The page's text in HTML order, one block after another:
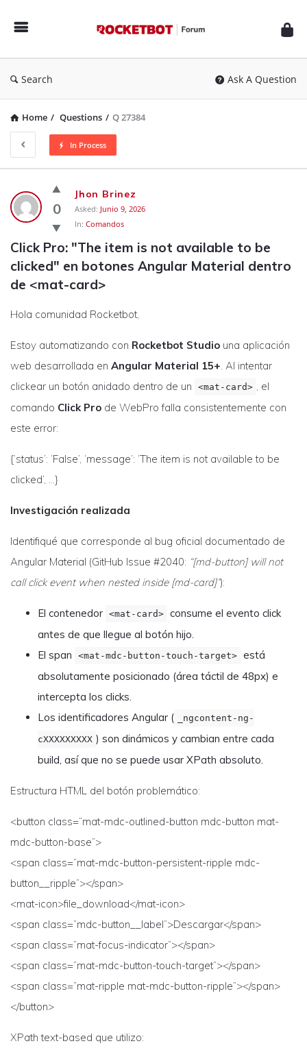
Forum
Search Ask A Question
Home / Questions / Q 27384
In Process
Rocketbot
Forum
Latest
Questions
0
Jhon Brinez
Asked: Junio 9, 2026
In: Comandos
Click Pro: "The item is not available to be
clicked" en botones Angular Material dentro
de <mat-card>
Hola comunidad Rocketbot,
Estoy automatizando con Rocketbot Studio una aplicación
web desarrollada en Angular Material 15+. Al intentar
clickear un botón anidado dentro de un
<mat-card> , el
comando Click Pro de WebPro falla consistentemente con
este error:
{‘status’: ‘False’, ‘message’: ‘The item is not available to be
clicked’, …}
Investigación realizada
Identifiqué que corresponde al bug oficial documentado de
Angular Material (GitHub Issue #2040: “[md-button] will not
call click event when nested inside [md-card]”):
El contenedor <mat-card> consume el evento click
antes de que llegue al botón hijo.
El span
<mat-mdc-button-touch-target> está
absolutamente posicionado (área táctil de 48px) e
intercepta los clicks.
Los identificadores Angular (
_ngcontent-ng-
cXXXXXXXXX ) son dinámicos y cambian entre cada
build, así que no se puede usar XPath absoluto.
Estructura HTML del botón problemático:
<button class=”mat-mdc-outlined-button mdc-button mat-
mdc-button-base”>
<span class=”mat-mdc-button-persistent-ripple mdc-
button__ripple”></span>
<mat-icon>file_download</mat-icon>
<span class=”mdc-button__label”>Descargar</span>
<span class=”mat-focus-indicator”></span>
<span class=”mat-mdc-button-touch-target”></span>
<span class=”mat-ripple mat-mdc-button-ripple”></span>
</button>
XPath text-based que utilizo: